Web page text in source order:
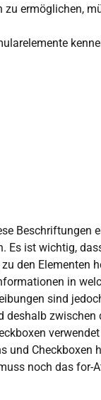
ermöglichen,
Beschriftungen
Es ist wichtig,
den Elementen
in
sind
zwischen
und Checkboxen
noch das for-